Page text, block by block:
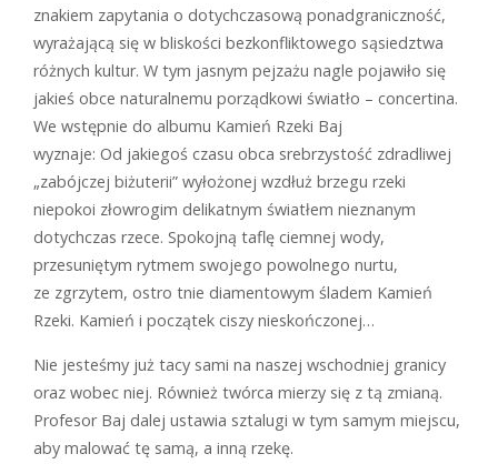
znakiem zapytania o dotychczasową ponadgraniczność,
wyrażającą się w bliskości bezkonfliktowego sąsiedztwa
różnych kultur. W tym jasnym pejzażu nagle pojawiło się
jakieś obce naturalnemu porządkowi światło – concertina.
We wstępnie do albumu Kamień Rzeki Baj
wyznaje: Od jakiegoś czasu obca srebrzystość zdradliwej
„zabójczej biżuterii” wyłożonej wzdłuż brzegu rzeki
niepokoi złowrogim delikatnym światłem nieznanym
dotychczas rzece. Spokojną taflę ciemnej wody,
przesuniętym rytmem swojego powolnego nurtu,
ze zgrzytem, ostro tnie diamentowym śladem Kamień
Rzeki. Kamień i początek ciszy nieskończonej…
Nie jesteśmy już tacy sami na naszej wschodniej granicy
oraz wobec niej. Również twórca mierzy się z tą zmianą.
Profesor Baj dalej ustawia sztalugi w tym samym miejscu,
aby malować tę samą, a inną rzekę.